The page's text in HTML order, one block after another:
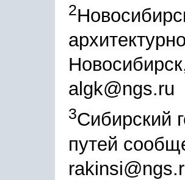
2
algk@ngs.ru
3Сибирский
путей